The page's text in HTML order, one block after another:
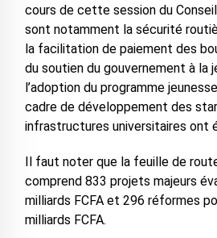
cours de cette session du
sont notamment la sécurité
la facilitation de paiement des
du soutien du gouvernement à la
l’adoption du programme
cadre de développement des
infrastructures universitaires ont
Il faut noter que la feuille de
comprend 833 projets majeurs
milliards FCFA et 296 réformes
milliards FCFA.